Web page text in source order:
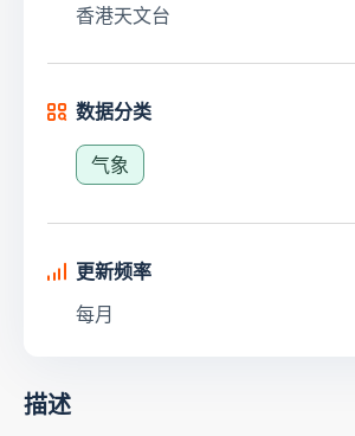
香港天文台
数据分类
气象
更新频率
每月
描述